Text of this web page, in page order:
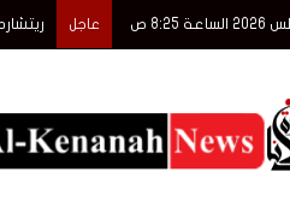
عاجل